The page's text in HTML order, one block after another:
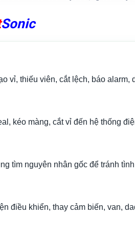
Sonic
vỉ, thiếu viên, cắt lệch, báo alarm,
kéo màng, cắt vỉ đến hệ thống
tìm nguyên nhân gốc để tránh
điều khiển, thay cảm biến, van,